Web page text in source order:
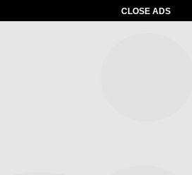
CLOSE ADS